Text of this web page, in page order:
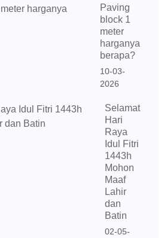
Paving
block 1
meter
harganya
berapa?
10-03-
2026
Selamat
Hari
Raya
Idul Fitri
1443h
Mohon
Maaf
Lahir
dan
Batin
02-05-